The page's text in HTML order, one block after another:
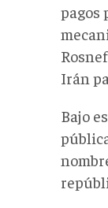
pagos
Irán
Bajo